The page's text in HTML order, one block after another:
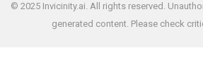
© 2025 Invicinity.ai. All rights reserved.
generated content. Please check